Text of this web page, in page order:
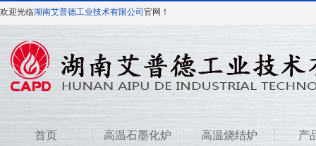
欢迎光临湖南艾普德工业技术有限公司 官网！
首页 高温石墨化炉 高温烧结炉 产